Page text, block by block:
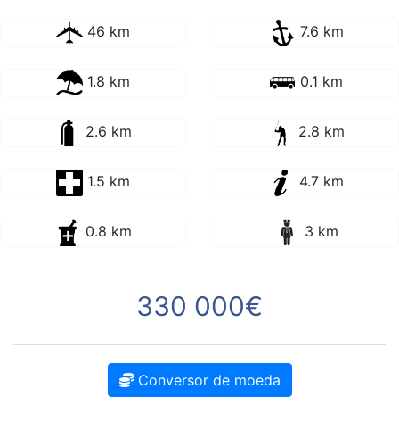
46 km 7.6 km
1.8 km 0.1 km
2.6 km 2.8 km
1.5 km 4.7 km
0.8 km 3 km
330 000€
Conversor de moeda